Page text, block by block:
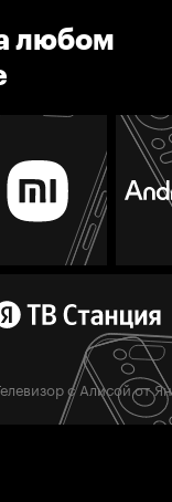
любом
с Алисой от